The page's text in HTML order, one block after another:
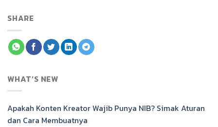
SHARE
WHAT’S NEW
Apakah Konten Kreator Wajib Punya NIB? Simak Aturan
dan Cara Membuatnya